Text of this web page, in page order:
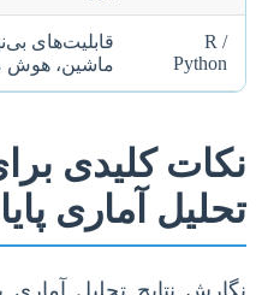
R /
Python
قابلیت‌های
ماشین، هوش
نکات کلیدی
تحلیل آماری
نگارش نتایج تحلیل